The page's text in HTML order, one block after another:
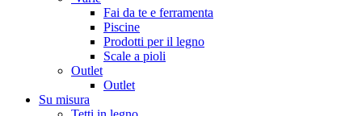
Fai da te e ferramenta
Piscine
Prodotti per il legno
Scale a pioli
Outlet
Outlet
Su misura